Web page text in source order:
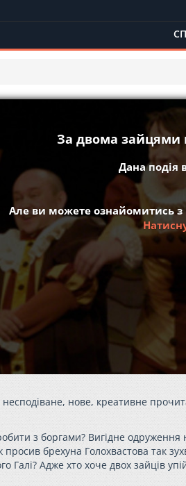
За двома зайцями
Дана подія
Але ви можете ознайомитись з
нове, креативне
з боргами? Вигідне одруження
брехуна Голохвастова так
Галі? Адже хто хоче двох зайців